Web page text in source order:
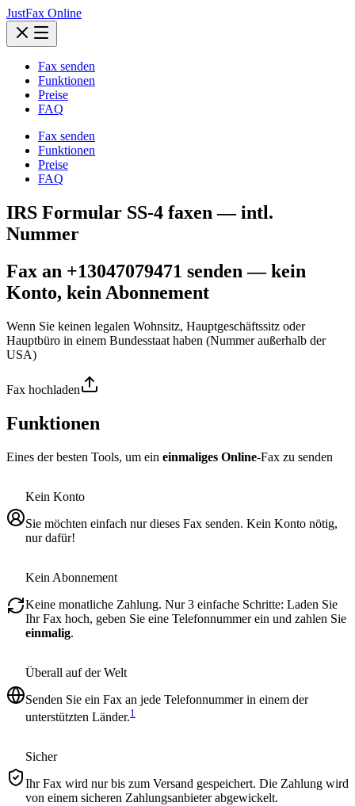
JustFax Online
Fax senden
Funktionen
Preise
FAQ
Fax senden
Funktionen
Preise
FAQ
IRS Formular SS-4 faxen — intl.
Nummer
Fax an +13047079471 senden — kein
Konto, kein Abonnement
Wenn Sie keinen legalen Wohnsitz, Hauptgeschäftssitz oder
Hauptbüro in einem Bundesstaat haben (Nummer außerhalb der
USA)
Fax hochladen
Funktionen
Eines der besten Tools, um ein einmaliges Online-Fax zu senden
Kein Konto
Sie möchten einfach nur dieses Fax senden. Kein Konto nötig,
nur dafür!
Kein Abonnement
Keine monatliche Zahlung. Nur 3 einfache Schritte: Laden Sie
Ihr Fax hoch, geben Sie eine Telefonnummer ein und zahlen Sie
einmalig.
Überall auf der Welt
Senden Sie ein Fax an jede Telefonnummer in einem der
unterstützten Länder.1
Sicher
Ihr Fax wird nur bis zum Versand gespeichert. Die Zahlung wird
von einem sicheren Zahlungsanbieter abgewickelt.